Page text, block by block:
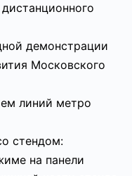
демонстрации
Московского
линий метро
стендом:
на панели